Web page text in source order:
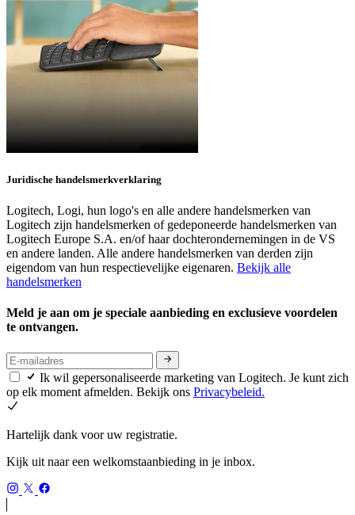
Juridische handelsmerkverklaring
Logitech, Logi, hun logo's en alle andere handelsmerken van
Logitech zijn handelsmerken of gedeponeerde handelsmerken van
Logitech Europe S.A. en/of haar dochterondernemingen in de VS
en andere landen. Alle andere handelsmerken van derden zijn
eigendom van hun respectievelijke eigenaren. Bekijk alle
handelsmerken
Meld je aan om je speciale aanbieding en exclusieve voordelen
te ontvangen.
Ik wil gepersonaliseerde marketing van Logitech. Je kunt zich
op elk moment afmelden. Bekijk ons Privacybeleid.
Hartelijk dank voor uw registratie.
Kijk uit naar een welkomstaanbieding in je inbox.